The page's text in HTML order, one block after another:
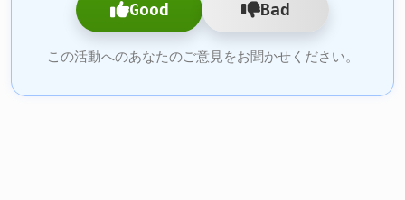
Good Bad
この活動へのあなたのご意見をお聞かせください。